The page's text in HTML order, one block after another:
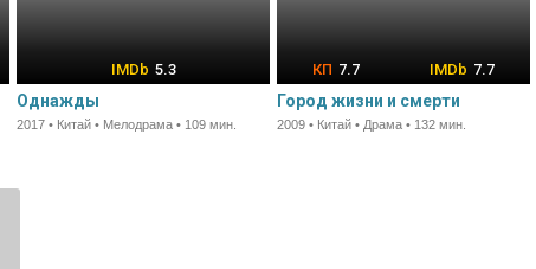
5.3
Однажды
2017 • Китай • Мелодрама • 109 мин.
7.7 7.7
Город жизни и смерти
2009 • Китай • Драма • 132 мин.